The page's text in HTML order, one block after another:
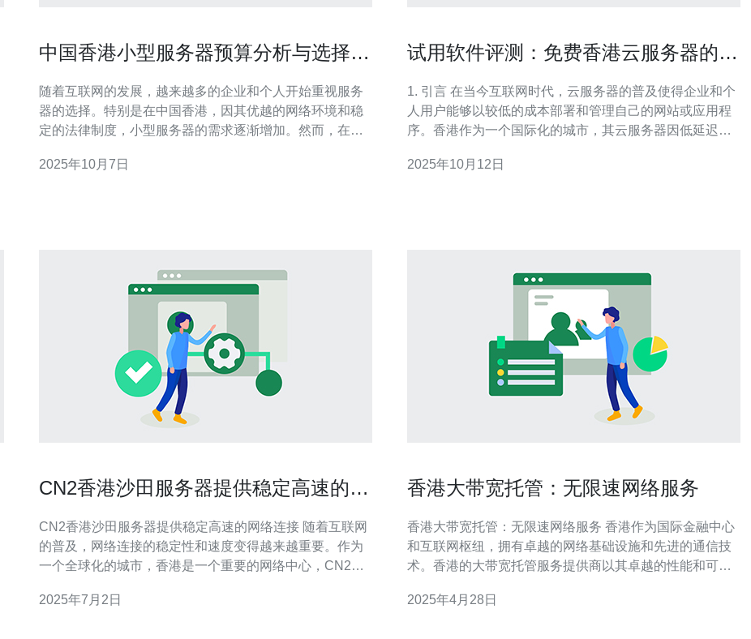
中国香港小型服务器预算分析与选择建
随着互联网的发展，越来越多的企业和个人开始重视服务
器的选择。特别是在中国香港，因其优越的网络环境和稳
定的法律制度，小型服务器的需求逐渐增加。然而，在选
素。本文将为您分析香港小型服务器的预算，并提供一些
2025年10月7日
试用软件评测：免费香港云服务器的真
1. 引言 在当今互联网时代，云服务器的普及使得企业和个
人用户能够以较低的成本部署和管理自己的网站或应用程
序。香港作为一个国际化的城市，其云服务器因低延迟和
行深入评测，分析其性能、稳定性及适用场景。 2. 免费香
2025年10月12日
CN2香港沙田服务器提供稳定高速的网
CN2香港沙田服务器提供稳定高速的网络连接 随着互联网
的普及，网络连接的稳定性和速度变得越来越重要。作为
一个全球化的城市，香港是一个重要的网络中心，CN2香
用户对网络服务的需求。 CN2香港沙田服务器是一个专业
2025年7月2日
香港大带宽托管：无限速网络服务
香港大带宽托管：无限速网络服务 香港作为国际金融中心
和互联网枢纽，拥有卓越的网络基础设施和先进的通信技
术。香港的大带宽托管服务提供商以其卓越的性能和可靠
务是指托管服务提供商提供的网络连接速度无限制的服
2025年4月28日